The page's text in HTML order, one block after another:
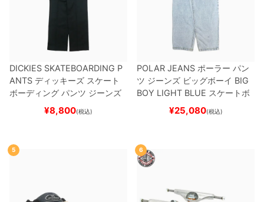
DICKIES SKATEBOARDING P
ANTS ディッキーズ スケート
ボーディング パンツ ジーンズ
SLIM FIT 30 LENGTH
スケートボード スケボー
¥8,800(税込)
POLAR JEANS ポーラー パン
ツ ジーンズ ビッグボーイ BIG
BOY LIGHT BLUE スケートボ
ード スケボー
¥25,080(税込)
5 6